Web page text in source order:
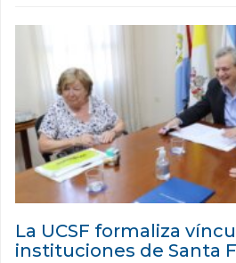
La UCSF formaliza
instituciones de Santa